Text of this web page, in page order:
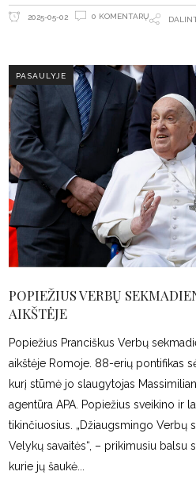
2025-05-02 0 KOMENTARŲ
PASAULYJE
POPIEŽIUS VERBŲ
AIKŠTĖJE
Popiežius Pranciškus Verbų
aikštėje Romoje. 88-erių pontifikas
kurį stūmė jo slaugytojas
agentūra APA. Popiežius sveikino ir
tikinčiuosius. „Džiaugsmingo Verbų
Velykų savaitės“, – prikimusiu balsu
kurie jų šaukė